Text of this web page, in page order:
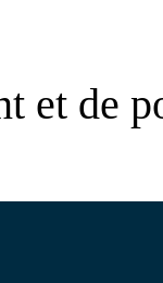
et de